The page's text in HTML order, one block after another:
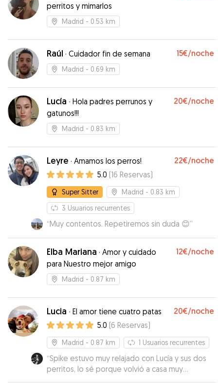
perritos y mimarlos
Madrid - 0.53 km
Raúl · Cuidador fin de semana 15€/noche
Madrid - 0.69 km
Lucía · Hola padres perrunos y
gatunos!!!
20€/noche
Madrid - 0.83 km
Leyre · Amamos los perros! 22€/noche
5.0 (16 Reservas)
Super Sitter Madrid - 0.83 km
3 Usuarios recurrentes
“Muy contentos. Repetiremos sin duda 😊”
Elba Mariana · Amor y cuidado
para Nuestro mejor amigo
12€/noche
Madrid - 0.87 km
Lucia · El amor tiene cuatro patas 20€/noche
5.0 (6 Reservas)
Madrid - 0.87 km 1 Usuarios recurrentes
“Spike estuvo muy relajado con Lucía y sus dos
perritos, lo sé porque volvió a casa muy
tranquilito y eso es que lo pasó bien”